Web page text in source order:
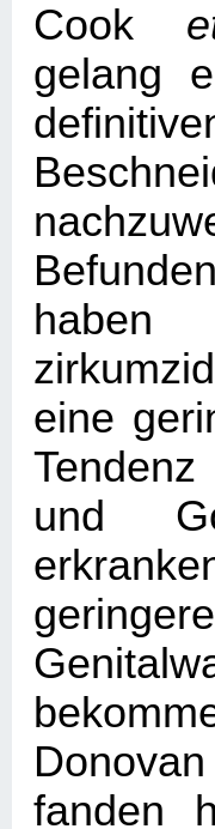
Cook
gelang
eine
und
fanden